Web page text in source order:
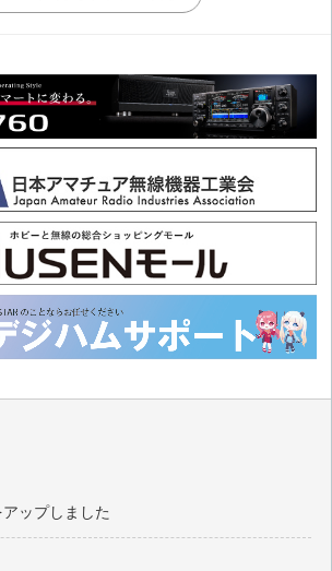
ターで材料が揃う】移動運用向けスリム
長さに作れる】
ンターで材料が揃う】430MHz 6エレ八木
ねで】ハンディー機のストラップを作っ
子工作について語る
ップしました